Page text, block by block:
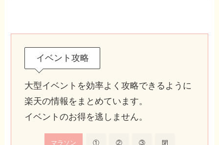
イベント攻略
大型イベントを効率よく攻略できるように
楽天の情報をまとめています。
イベントのお得を逃しません。
マラソン ① ② ③ 閉